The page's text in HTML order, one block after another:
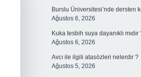
Burslu Üniversitesi’nde dersten
Ağustos 6, 2026
Kuka tesbih suya dayanıklı mıdır
Ağustos 6, 2026
Avcı ile ilgili atasözleri nelerdir ?
Ağustos 5, 2026